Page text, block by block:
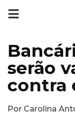
serão
contra
Por Carolina